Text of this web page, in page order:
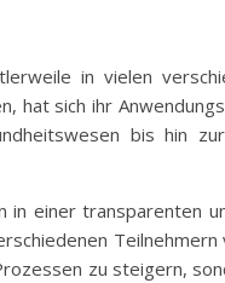
in vielen
hat sich ihr
bis hin
einer transparenten
zu steigern,